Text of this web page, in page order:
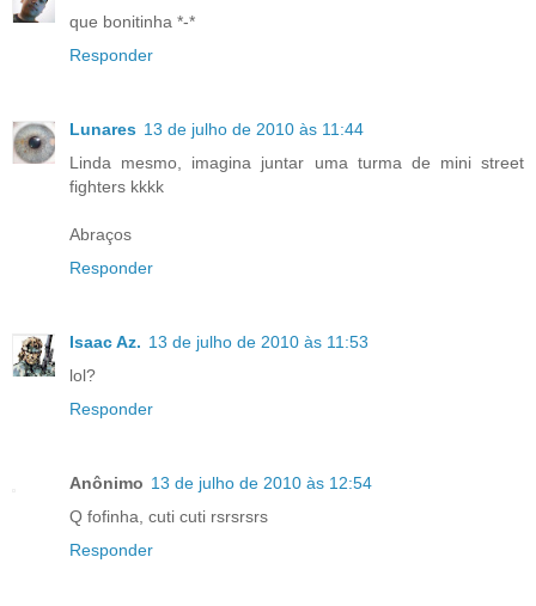
que bonitinha *-*
Responder
Lunares 13 de julho de 2010 às 11:44
Linda mesmo, imagina juntar uma turma de mini street
fighters kkkk
Abraços
Responder
Isaac Az. 13 de julho de 2010 às 11:53
lol?
Responder
Anônimo 13 de julho de 2010 às 12:54
Q fofinha, cuti cuti rsrsrsrs
Responder